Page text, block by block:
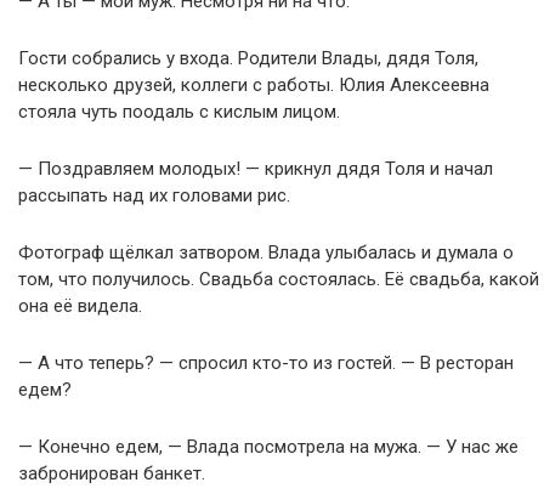
Гости собрались у входа. Родители Влады, дядя Толя,
несколько друзей, коллеги с работы. Юлия Алексеевна
стояла чуть поодаль с кислым лицом.
— Поздравляем молодых! — крикнул дядя Толя и начал
рассыпать над их головами рис.
Фотограф щёлкал затвором. Влада улыбалась и думала о
том, что получилось. Свадьба состоялась. Её свадьба, какой
она её видела.
— А что теперь? — спросил кто-то из гостей. — В ресторан
едем?
— Конечно едем, — Влада посмотрела на мужа. — У нас же
забронирован банкет.